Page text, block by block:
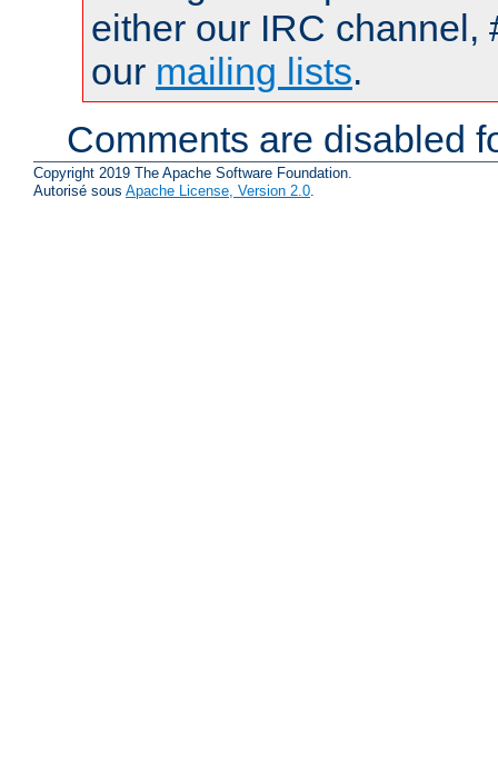
either our IRC channel,
our mailing lists.
Comments are disabled
Copyright 2019 The Apache Software Foundation.
Autorisé sous Apache License, Version 2.0.